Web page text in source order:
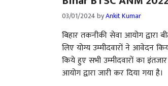
03/01/2024byAnkit Kumar
बिहार तकनीकी सेवा आयोग द्वारा
लिए योग्य उम्मीदवारों ने आवेदन
किये हुए सभी उम्मीदवारों का
आयोग द्वारा जारी कर दिया गया है।